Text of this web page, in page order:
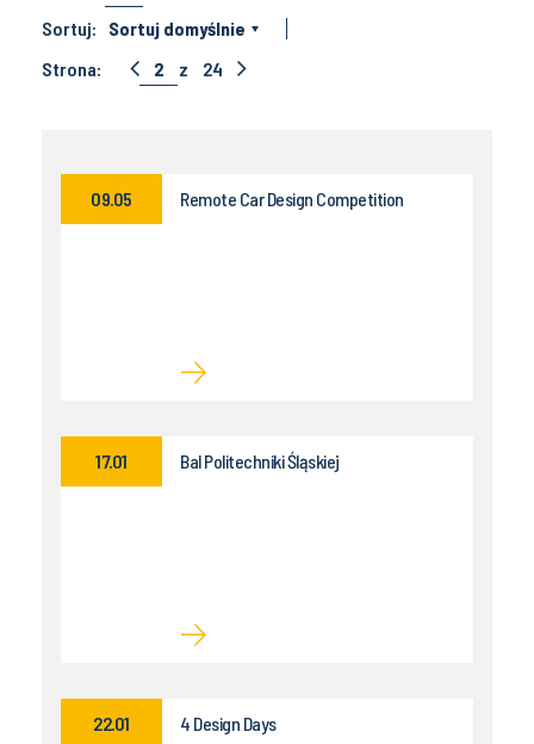
Sortuj:
Sortuj domyślnie
Strona:
2 z 24
Remote Car Design Competition
09.05
Bal Politechniki Śląskiej
17.01
4 Design Days
22.01